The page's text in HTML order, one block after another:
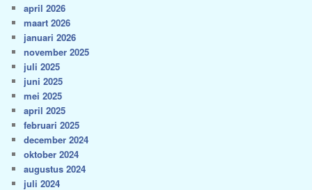
april 2026
maart 2026
januari 2026
november 2025
juli 2025
juni 2025
mei 2025
april 2025
februari 2025
december 2024
oktober 2024
augustus 2024
juli 2024